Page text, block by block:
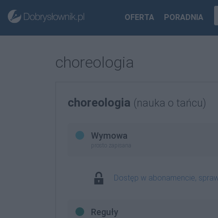
OFERTA PORADNIA
choreologia
choreologia (nauka o tańcu)
Wymowa
prosto zapisana
Dostęp w abonamencie,
Reguły